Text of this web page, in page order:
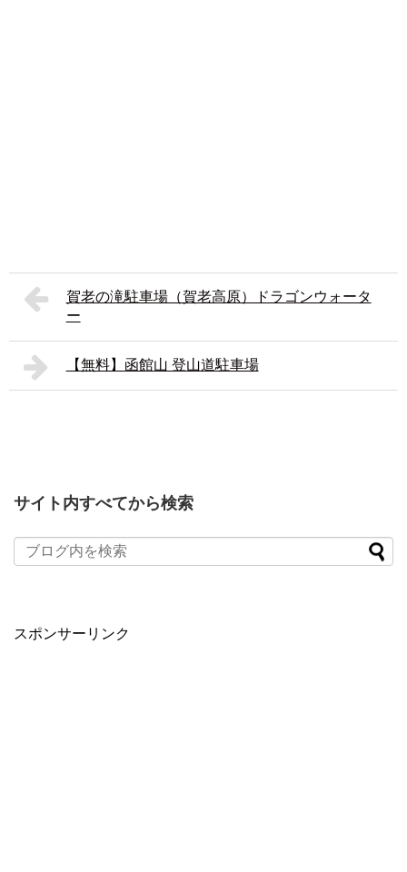
賀老の滝駐車場（賀老高原）ドラゴンウォータ
ー
【無料】函館山 登山道駐車場
サイト内すべてから検索
スポンサーリンク